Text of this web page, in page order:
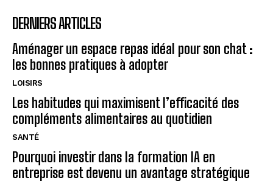
DERNIERS ARTICLES
Aménager un espace repas idéal pour son chat :
les bonnes pratiques à adopter
LOISIRS
Les habitudes qui maximisent l’efficacité des
compléments alimentaires au quotidien
SANTÉ
Pourquoi investir dans la formation IA en
entreprise est devenu un avantage stratégique